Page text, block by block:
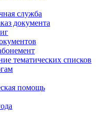
служба
документа
тематических списков
помощь